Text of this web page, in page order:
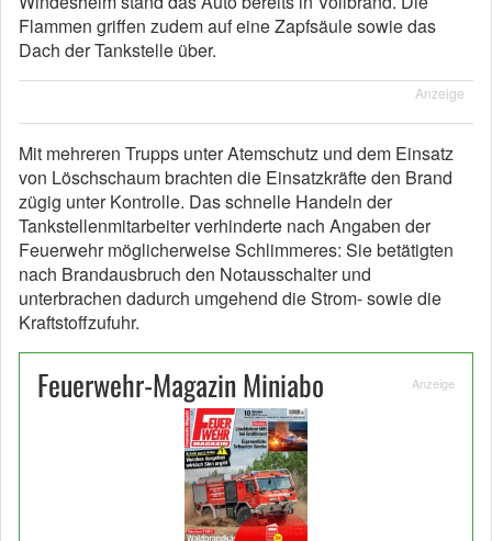
Flammen griffen zudem auf eine Zapfsäule sowie das
Dach der Tankstelle über.
Anzeige
Mit mehreren Trupps unter Atemschutz und dem Einsatz
von Löschschaum brachten die Einsatzkräfte den Brand
zügig unter Kontrolle. Das schnelle Handeln der
Tankstellenmitarbeiter verhinderte nach Angaben der
Feuerwehr möglicherweise Schlimmeres: Sie betätigten
nach Brandausbruch den Notausschalter und
unterbrachen dadurch umgehend die Strom- sowie die
Kraftstoffzufuhr.
Feuerwehr-Magazin Miniabo Anzeige